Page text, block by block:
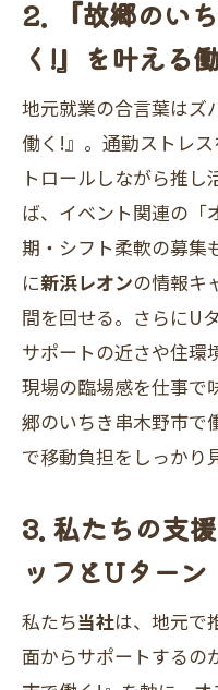
2. 『故郷のい
く!』を叶える
地元就業の合言葉はズ
働く!』。通勤ストレ
トロールしながら推
ば、イベント関連の「
期・シフト柔軟の募集
に新浜レオンの情報キ
間を回せる。さらにU
サポートの近さや住環
現場の臨場感を仕事で
郷のいちき串木野市で
で移動負担をしっかり
3. 私たちの支
ッフとUターン
私たち当社は、地元で
面からサポートするの